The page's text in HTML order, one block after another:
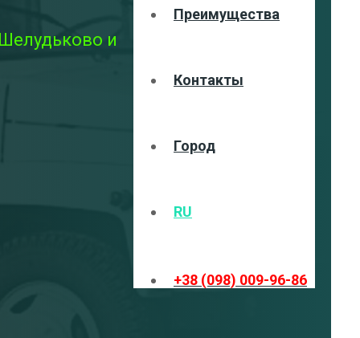
Преимущества
Контакты
Город
RU
+38 (098) 009-96-86
и